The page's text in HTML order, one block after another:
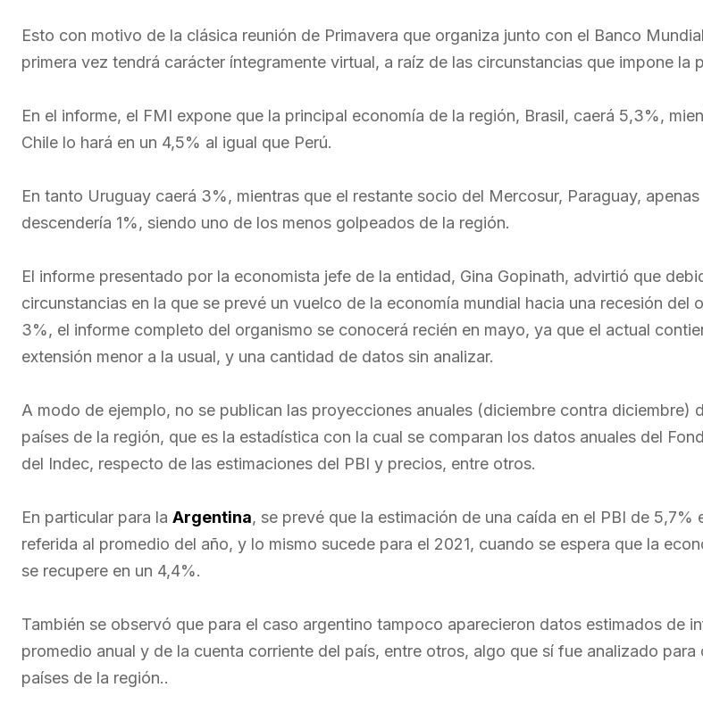
Esto con motivo de la clásica reunión de Primavera que organiza junto con el Banco
primera vez tendrá carácter íntegramente virtual, a raíz de las circunstancias que impone la
En el informe, el FMI expone que la principal economía de la región, Brasil, caerá 5,3%,
Chile lo hará en un 4,5% al igual que Perú.
En tanto Uruguay caerá 3%, mientras que el restante socio del Mercosur, Paraguay, apenas
descendería 1%, siendo uno de los menos golpeados de la región.
El informe presentado por la economista jefe de la entidad, Gina Gopinath, advirtió que
circunstancias en la que se prevé un vuelco de la economía mundial hacia una recesión del
3%, el informe completo del organismo se conocerá recién en mayo, ya que el actual
extensión menor a la usual, y una cantidad de datos sin analizar.
A modo de ejemplo, no se publican las proyecciones anuales (diciembre contra diciembre)
países de la región, que es la estadística con la cual se comparan los datos anuales del
del Indec, respecto de las estimaciones del PBI y precios, entre otros.
En particular para la Argentina, se prevé que la estimación de una caída en el PBI de 5,7%
referida al promedio del año, y lo mismo sucede para el 2021, cuando se espera que la
se recupere en un 4,4%.
También se observó que para el caso argentino tampoco aparecieron datos estimados de
promedio anual y de la cuenta corriente del país, entre otros, algo que sí fue analizado para
países de la región..